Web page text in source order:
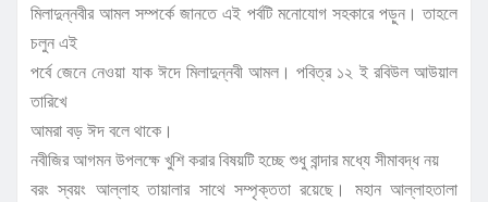
মিলাদুন্নবীর আমল সম্পর্কে জানতে এই পর্বটি মনোযোগ সহকারে পড়ুন। তাহলে
চলুন এই
পর্বে জেনে নেওয়া যাক ঈদে মিলাদুন্নবী আমল। পবিত্র ১২ ই রবিউল আউয়াল
তারিখে
আমরা বড় ঈদ বলে থাকে।
নবীজির আগমন উপলক্ষে খুশি করার বিষয়টি হচ্ছে শুধু বান্দার মধ্যে সীমাবদ্ধ নয়
বরং স্বয়ং আল্লাহ তায়ালার সাথে সম্পৃক্ততা রয়েছে। মহান আল্লাহতালা